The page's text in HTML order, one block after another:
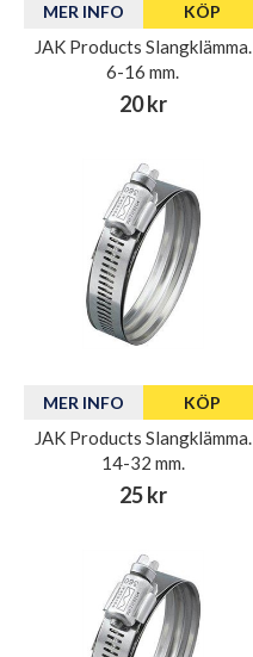
MER INFO KÖP
JAK Products Slangklämma.
6-16 mm.
20 kr
MER INFO KÖP
JAK Products Slangklämma.
14-32 mm.
25 kr